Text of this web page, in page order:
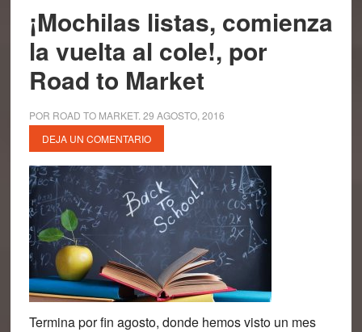
¡Mochilas listas, comienza
la vuelta al cole!, por
Road to Market
POR ROAD TO MARKET. 29 AGOSTO, 2016
DEJA UN COMENTARIO
Termina por fin agosto, donde hemos visto un mes